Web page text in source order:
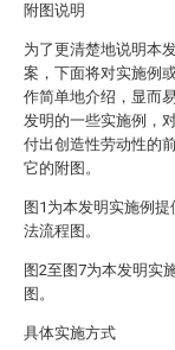
附图说明
为了更清楚地说明本
案，下面将对实施例
作简单地介绍，显而
发明的一些实施例，
付出创造性劳动性的
它的附图。
图1为本发明实施例
法流程图。
图2至图7为本发明实
图。
具体实施方式